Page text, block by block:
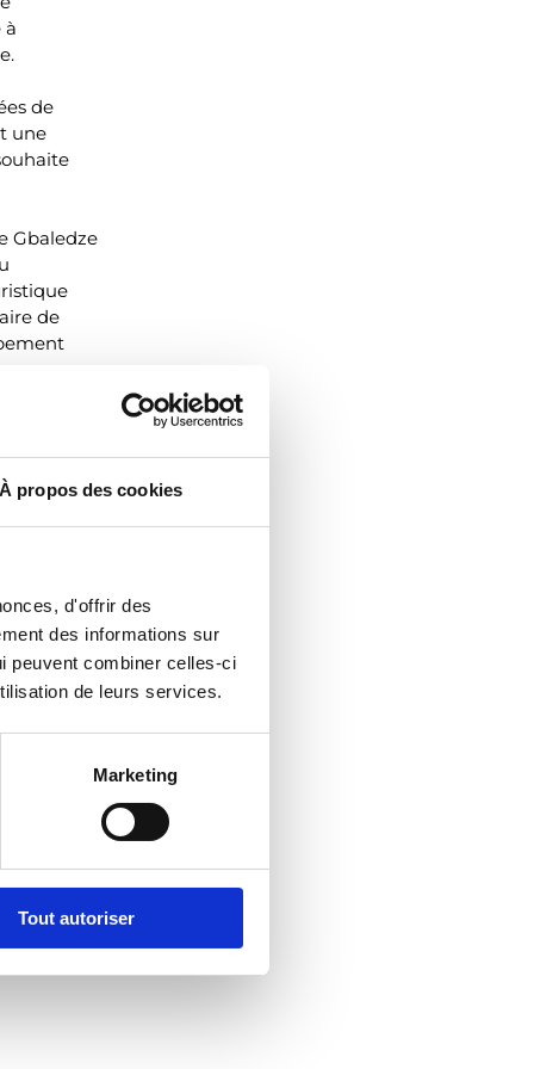
À propos des cookies
d'offrir des
des informations sur
peuvent combiner celles-ci
de leurs services.
Marketing
Tout autoriser
à
de
une
Gbaledze
de
et